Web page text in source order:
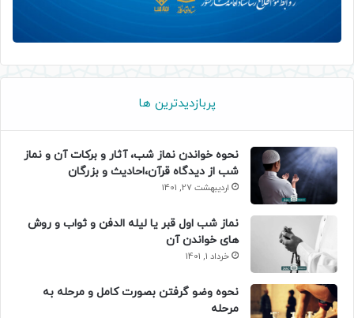
پربازدیدترین ها
نحوه خواندن نماز شب، آثار و برکات آن و نماز
شب از دیدگاه قرآن،احادیث و بزرگان
اردیبهشت 27, 1401
نماز شب اول قبر یا لیله الدفن و ثواب و روش
های خواندن آن
خرداد 1, 1401
نحوه وضو گرفتن بصورت کامل و مرحله به
مرحله